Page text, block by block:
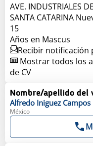
AVE. INDUSTRIALES
SANTA CATARINA
15
Años en Mascus
Recibir
Mostrar todos los
de CV
Nombre/apellido del
Alfredo Iniguez Campos
México